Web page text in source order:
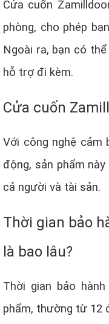
Cửa cuốn
phòng, cho phép
Ngoài ra, bạn có
hỗ trợ đi kèm.
Cửa cuốn
Với công nghệ cảm
động, sản phẩm
cả người và tài sản.
Thời gian bảo
là bao lâu?
Thời gian bảo
phẩm, thường từ 12